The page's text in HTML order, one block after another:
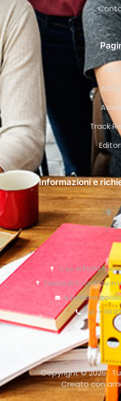
Track
Informazioni e
C.so di Porta
Piazza di S. Lorenzo in
Tel: + 39
Copyright © 2026 .
Creato con